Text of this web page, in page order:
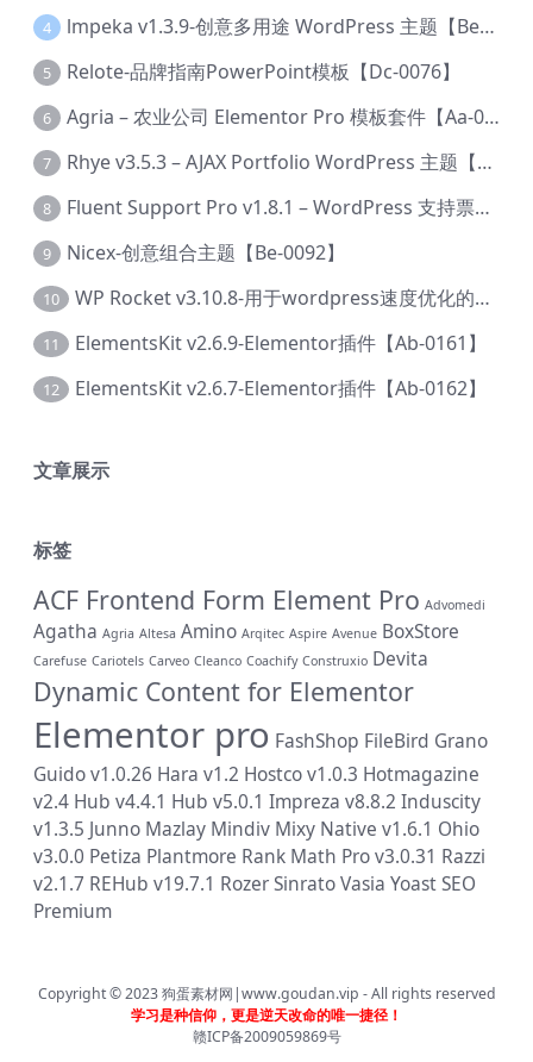
4 lmpeka v1.3.9-创意多用途 WordPress 主题【Be-0064】
5 Relote-品牌指南PowerPoint模板【Dc-0076】
6 Agria – 农业公司 Elementor Pro 模板套件【Aa-0003】
7 Rhye v3.5.3 – AJAX Portfolio WordPress 主题【Bi-0049】
8 Fluent Support Pro v1.8.1 – WordPress 支持票务系统【Cc-0041】
9 Nicex-创意组合主题【Be-0092】
10 WP Rocket v3.10.8-用于wordpress速度优化的缓存加速插件【Cd-0019】
11 ElementsKit v2.6.9-Elementor插件【Ab-0161】
12 ElementsKit v2.6.7-Elementor插件【Ab-0162】
文章展示
标签
ACF Frontend Form Element Pro Advomedi
Agatha Agria Altesa Amino Arqitec Aspire Avenue BoxStore
Carefuse Cariotels Carveo Cleanco Coachify Construxio Devita
Dynamic Content for Elementor
Elementor pro FashShop FileBird Grano
Guido v1.0.26 Hara v1.2 Hostco v1.0.3 Hotmagazine
v2.4 Hub v4.4.1 Hub v5.0.1 Impreza v8.8.2 Induscity
v1.3.5 Junno Mazlay Mindiv Mixy Native v1.6.1 Ohio
v3.0.0 Petiza Plantmore Rank Math Pro v3.0.31 Razzi
v2.1.7 REHub v19.7.1 RozerSinratoVasia Yoast SEO
Premium
Copyright © 2023狗蛋素材网|www.goudan.vip - All rights reserved
学习是种信仰，更是逆天改命的唯一捷径！
赣ICP备2009059869号